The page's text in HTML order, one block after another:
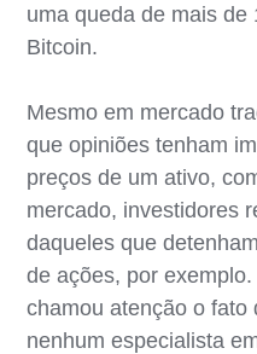
uma queda de mais de
Bitcoin.
Mesmo em mercado
que opiniões tenham
preços de um ativo,
mercado, investidores
daqueles que
de ações, por
chamou atenção o fato
nenhum especialista